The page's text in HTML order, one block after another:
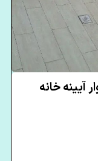
آیینه خانه